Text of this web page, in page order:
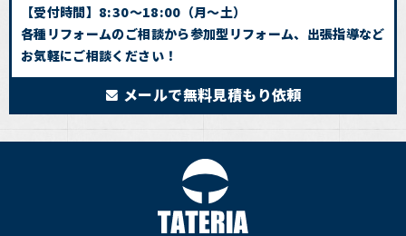
【受付時間】8:30～18:00（月～土）
各種リフォームのご相談から参加型リフォーム、出張指導など
お気軽にご相談ください！
メールで無料見積もり依頼